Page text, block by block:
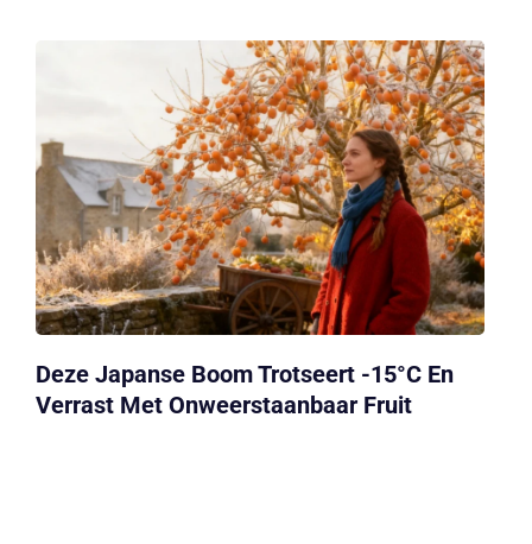
Deze Japanse Boom Trotseert -15°C En
Verrast Met Onweerstaanbaar Fruit